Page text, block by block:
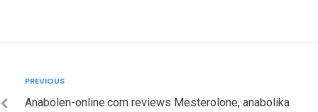
navigation
Previous
PREVIOUS
Anabolen-online.com reviews Mesterolone, anabolika